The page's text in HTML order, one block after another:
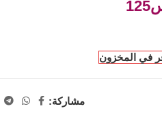
في المخزون
مشاركة: